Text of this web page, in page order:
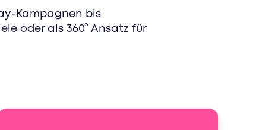
Kampagnen bis
oder als 360° Ansatz für